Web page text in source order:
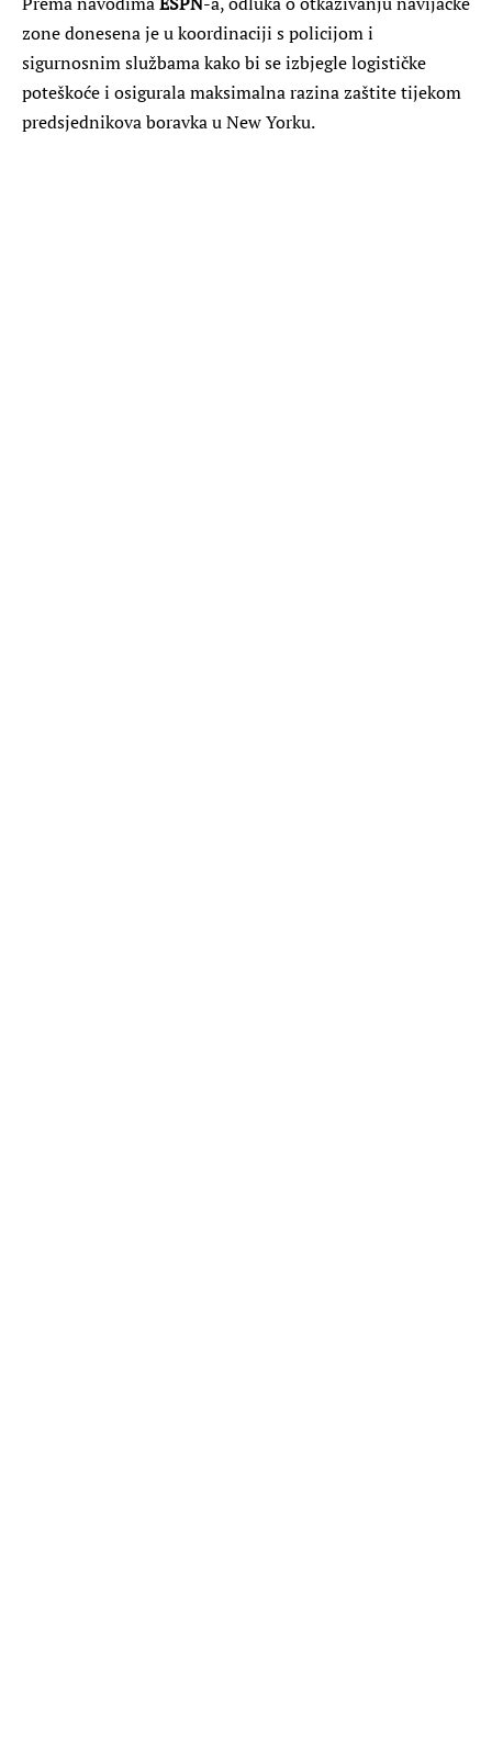
zone donesena je u koordinaciji s policijom i
sigurnosnim službama kako bi se izbjegle logističke
poteškoće i osigurala maksimalna razina zaštite tijekom
predsjednikova boravka u New Yorku.